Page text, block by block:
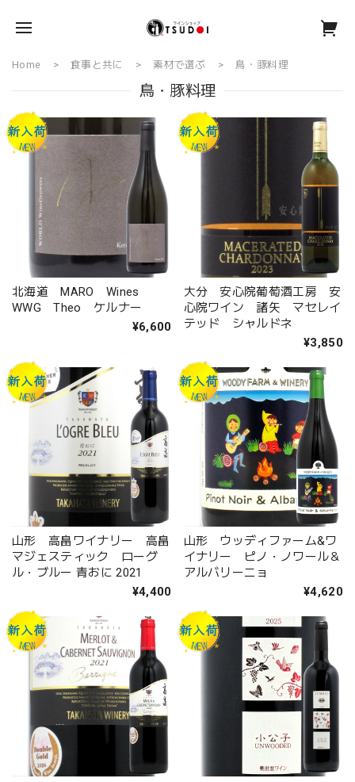
Home 食事と共に 素材で選ぶ 鳥・豚料理
鳥・豚料理
北海道 MARO Wines
WWG Theo ケルナー
¥6,600
大分 安心院葡萄酒工房 安
心院ワイン 諸矢 マセレイ
テッド シャルドネ
¥3,850
山形 高畠ワイナリー 高畠
マジェスティック ローグ
ル・ブルー 青おに 2021
¥4,400
山形 ウッディファーム&ワ
イナリー ピノ・ノワール＆
アルバリーニョ
¥4,620